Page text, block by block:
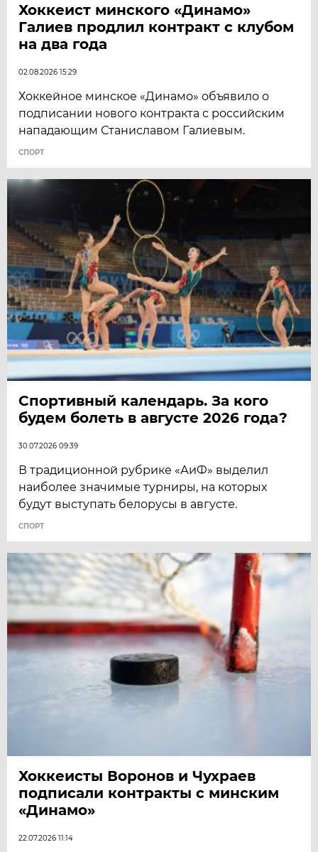
Хоккеист минского «Динамо»
Галиев продлил контракт с клубом
на два года
02.08.2026 15:29
Хоккейное минское «Динамо» объявило о
подписании нового контракта с российским
нападающим Станиславом Галиевым.
СПОРТ
Спортивный календарь. За кого
будем болеть в августе 2026 года?
30.07.2026 09:39
В традиционной рубрике «АиФ» выделил
наиболее значимые турниры, на которых
будут выступать белорусы в августе.
СПОРТ
Хоккеисты Воронов и Чухраев
подписали контракты с минским
«Динамо»
22.07.2026 11:14